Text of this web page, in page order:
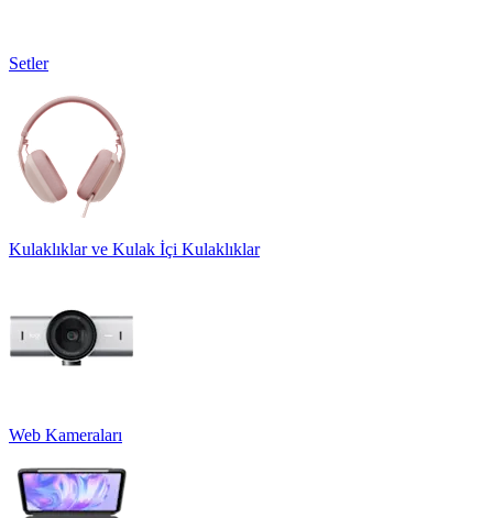
Setler
Kulaklıklar ve Kulak İçi Kulaklıklar
Web Kameraları